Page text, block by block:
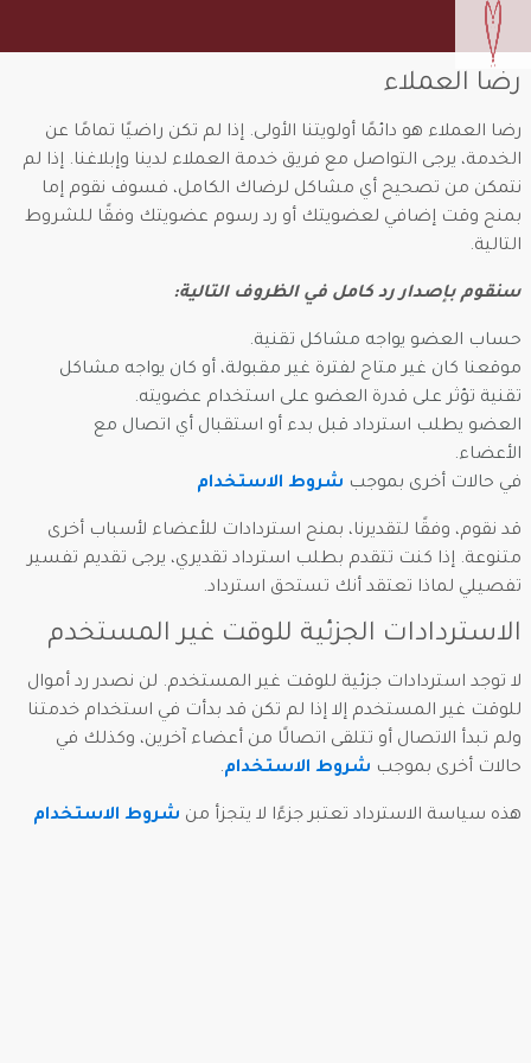
رضا العملاء
رضا العملاء هو دائمًا أولويتنا الأولى. إذا لم تكن راضيًا تمامًا عن
الخدمة، يرجى التواصل مع فريق خدمة العملاء لدينا وإبلاغنا. إذا لم
نتمكن من تصحيح أي مشاكل لرضاك الكامل، فسوف نقوم إما
بمنح وقت إضافي لعضويتك أو رد رسوم عضويتك وفقًا للشروط
التالية.
سنقوم بإصدار رد كامل في الظروف التالية:
حساب العضو يواجه مشاكل تقنية.
موقعنا كان غير متاح لفترة غير مقبولة، أو كان يواجه مشاكل
تقنية تؤثر على قدرة العضو على استخدام عضويته.
العضو يطلب استرداد قبل بدء أو استقبال أي اتصال مع
الأعضاء.
في حالات أخرى بموجب شروط الاستخدام
قد نقوم، وفقًا لتقديرنا، بمنح استردادات للأعضاء لأسباب أخرى
متنوعة. إذا كنت تتقدم بطلب استرداد تقديري، يرجى تقديم تفسير
تفصيلي لماذا تعتقد أنك تستحق استرداد.
الاستردادات الجزئية للوقت غير المستخدم
لا توجد استردادات جزئية للوقت غير المستخدم. لن نصدر رد أموال
للوقت غير المستخدم إلا إذا لم تكن قد بدأت في استخدام خدمتنا
ولم تبدأ الاتصال أو تتلقى اتصالًا من أعضاء آخرين، وكذلك في
حالات أخرى بموجب شروط الاستخدام.
هذه سياسة الاسترداد تعتبر جزءًا لا يتجزأ من شروط الاستخدام